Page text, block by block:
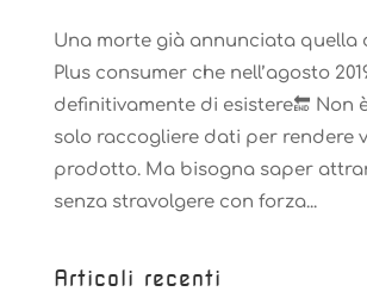
Una morte già annunciata quella
Plus consumer che nell’agosto
definitivamente di esistere🔚 Non
solo raccogliere dati per rendere
prodotto. Ma bisogna saper
senza stravolgere con forza...
Articoli recenti